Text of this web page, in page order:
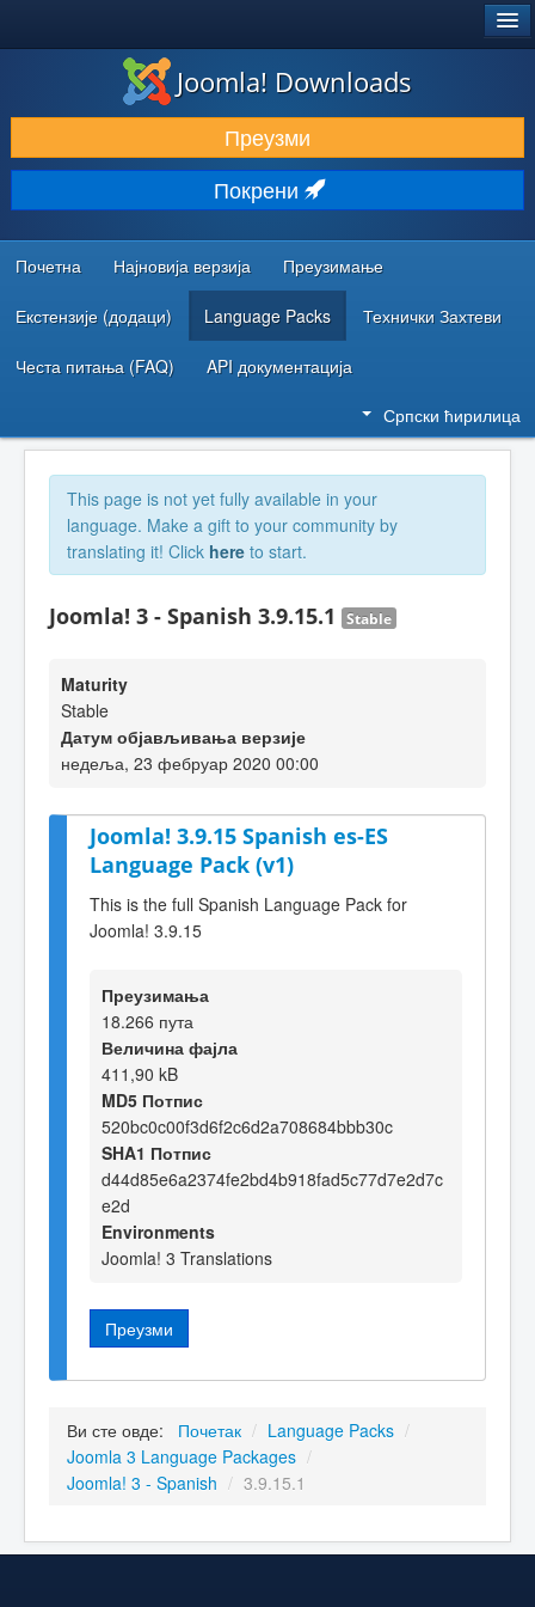
ПРЕУЗИМАЊЕ И ПРОШИРЕЊА (ЕКСТЕНЗИЈЕ)
ОТКРИЈТЕ И НАУЧИТЕ
ЗАЈЕДНИЦА И ПОДРШКА
РЕСУРСИ ЗА РАЗВОЈ
Joomla! Downloads
Преузми
Покрени
Почетна Најновија верзија Преузимање
Екстензије (додаци) Language Packs Технички Захтеви
Честа питања (FAQ) API документација
Српски ћирилица
This page is not yet fully available in your
language. Make a gift to your community by
translating it! Click here to start.
Joomla! 3 - Spanish 3.9.15.1 Stable
Maturity
Stable
Датум објављивања верзије
недеља, 23 фебруар 2020 00:00
Joomla! 3.9.15 Spanish es-ES
Language Pack (v1)
This is the full Spanish Language Pack for
Joomla! 3.9.15
Преузимања
18.266 пута
Величина фајла
411,90 kB
MD5 Потпис
520bc0c00f3d6f2c6d2a708684bbb30c
SHA1 Потпис
d44d85e6a2374fe2bd4b918fad5c77d7e2d7c
e2d
Environments
Joomla! 3 Translations
Преузми
Ви сте овде: Почетак / Language Packs /
Joomla 3 Language Packages /
Joomla! 3 - Spanish / 3.9.15.1